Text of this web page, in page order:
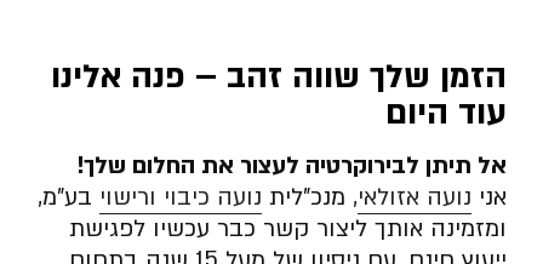
הזמן שלך שווה זהב – פנה אלינו
עוד היום
אל תיתן לבירוקרטיה לעצור את החלום שלך!
אני נועה אזולאי, מנכ”לית נועה כיבוי ורישוי בע”מ,
ומזמינה אותך ליצור קשר כבר עכשיו לפגישת